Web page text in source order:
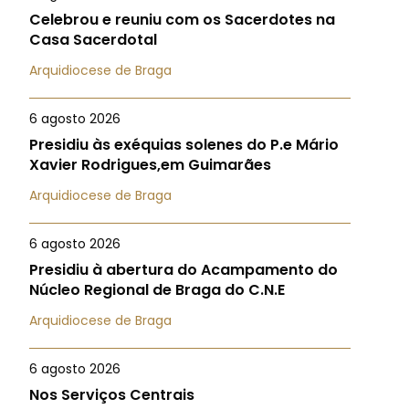
Celebrou e reuniu com os Sacerdotes na
Casa Sacerdotal
Arquidiocese de Braga
6 agosto 2026
Presidiu às exéquias solenes do P.e Mário
Xavier Rodrigues,em Guimarães
Arquidiocese de Braga
6 agosto 2026
Presidiu à abertura do Acampamento do
Núcleo Regional de Braga do C.N.E
Arquidiocese de Braga
6 agosto 2026
Nos Serviços Centrais